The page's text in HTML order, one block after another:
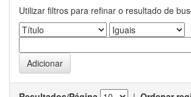
Utilizar filtros para refinar o resultado de